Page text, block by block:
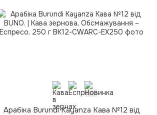
Арабіка Burundi Kayanza Кава №12 від